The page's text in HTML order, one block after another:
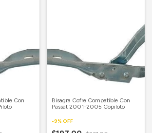
Con
Bisagra Cofre Compatible Con
Passat 2001-2005 Copiloto
-9% OFF